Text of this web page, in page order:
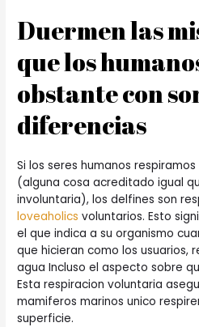
Duermen las
que los
obstante con
diferencias
Si los seres humanos
(alguna cosa acreditado igual
involuntaria), los delfines son
loveaholics voluntarios. Esto
el que indica a su organismo
que hicieran como los usuarios,
agua Incluso el aspecto sobre
Esta respiracion voluntaria
mamiferos marinos unico
superficie.